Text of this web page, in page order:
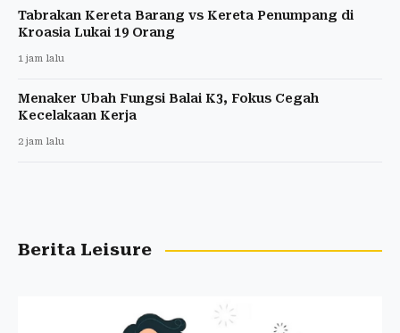
Tabrakan Kereta Barang vs Kereta Penumpang di
Kroasia Lukai 19 Orang
1 jam lalu
Menaker Ubah Fungsi Balai K3, Fokus Cegah
Kecelakaan Kerja
2 jam lalu
Berita Leisure